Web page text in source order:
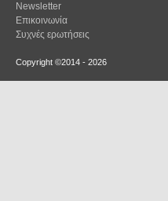
Newsletter
Επικοινωνία
Συχνές ερωτήσεις
Copyright ©2014 - 2026